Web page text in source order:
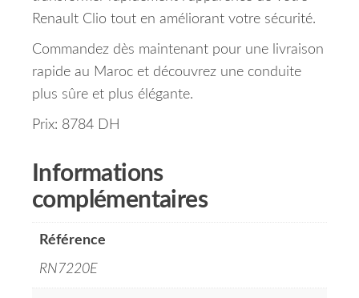
Renault Clio tout en améliorant votre sécurité.
Commandez dès maintenant pour une livraison
rapide au Maroc et découvrez une conduite
plus sûre et plus élégante.
Prix: 8784 DH
Informations
complémentaires
Référence
RN7220E